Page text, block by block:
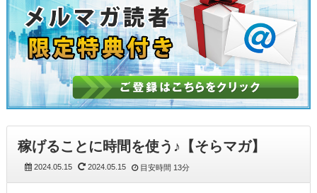
（A）
らいちのTwitter運用方実践レビュー
稼げることに時間を使う♪【そらマガ】
2024.05.15 2024.05.15 目安時間 13分